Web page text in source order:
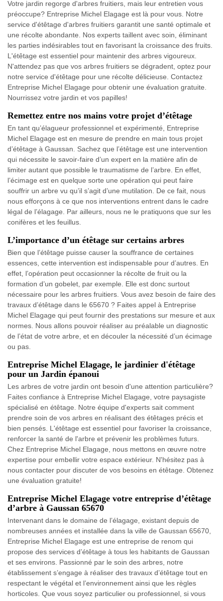
Votre jardin regorge d'arbres fruitiers, mais leur entretien vous
préoccupe? Entreprise Michel Elagage est là pour vous. Notre
service d'étêtage d'arbres fruitiers garantit une santé optimale et
une récolte abondante. Nos experts taillent avec soin, éliminant
les parties indésirables tout en favorisant la croissance des fruits.
L'étêtage est essentiel pour maintenir des arbres vigoureux.
N'attendez pas que vos arbres fruitiers se dégradent, optez pour
notre service d'étêtage pour une récolte délicieuse. Contactez
Entreprise Michel Elagage pour obtenir une évaluation gratuite.
Nourrissez votre jardin et vos papilles!
Remettez entre nos mains votre projet d’étêtage
En tant qu’élagueur professionnel et expérimenté, Entreprise
Michel Elagage est en mesure de prendre en main tous projet
d’étêtage à Gaussan. Sachez que l’étêtage est une intervention
qui nécessite le savoir-faire d’un expert en la matière afin de
limiter autant que possible le traumatisme de l’arbre. En effet,
l’écimage est en quelque sorte une opération qui peut faire
souffrir un arbre vu qu’il s’agit d’une mutilation. De ce fait, nous
nous efforçons à ce que nos interventions entrent dans le cadre
légal de l’élagage. Par ailleurs, nous ne le pratiquons que sur les
conifères et les feuillus.
L’importance d’un étêtage sur certains arbres
Bien que l’étêtage puisse causer la souffrance de certaines
essences, cette intervention est indispensable pour d’autres. En
effet, l’opération peut occasionner la récolte de fruit ou la
formation d’un gobelet, par exemple. Elle est donc surtout
nécessaire pour les arbres fruitiers. Vous avez besoin de faire des
travaux d’étêtage dans le 65670 ? Faites appel à Entreprise
Michel Elagage qui peut fournir des prestations sur mesure et aux
normes. Nous allons pouvoir réaliser au préalable un diagnostic
de l’état de votre arbre, et en découler la nécessité d’un écimage
ou pas.
Entreprise Michel Elagage, le jardinier d'étêtage
pour un Jardin épanoui
Les arbres de votre jardin ont besoin d'une attention particulière?
Faites confiance à Entreprise Michel Elagage, votre paysagiste
spécialisé en étêtage. Notre équipe d'experts sait comment
prendre soin de vos arbres en réalisant des étêtages précis et
bien pensés. L'étêtage est essentiel pour favoriser la croissance,
renforcer la santé de l'arbre et prévenir les problèmes futurs.
Chez Entreprise Michel Elagage, nous mettons en œuvre notre
expertise pour embellir votre espace extérieur. N'hésitez pas à
nous contacter pour discuter de vos besoins en étêtage. Obtenez
une évaluation gratuite!
Entreprise Michel Elagage votre entreprise d’étêtage
d’arbre à Gaussan 65670
Intervenant dans le domaine de l’élagage, existant depuis de
nombreuses années et installée dans la ville de Gaussan 65670,
Entreprise Michel Elagage est une entreprise de renom qui
propose des services d’étêtage à tous les habitants de Gaussan
et ses environs. Passionné par le soin des arbres, notre
établissement s’engage à réaliser des travaux d’étêtage tout en
respectant le végétal et l’environnement ainsi que les règles
horticoles. Que vous soyez particulier ou professionnel, si vous